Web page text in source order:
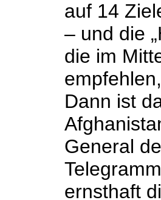
auf 14
– und die
die im
Dann ist
General
ernsthaft